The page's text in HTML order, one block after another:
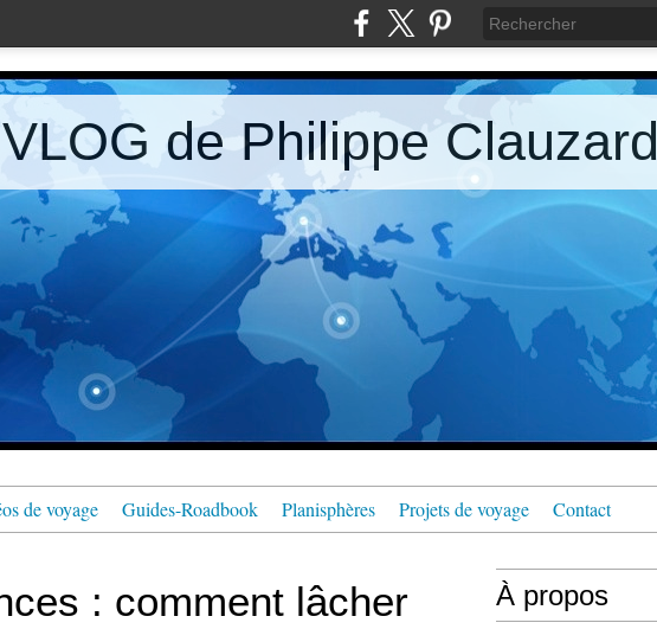
de Philippe Clauzard
de voyage Guides-Roadbook Planisphères Projets de voyage Contact
: comment lâcher
À propos